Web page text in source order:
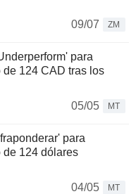
09/07
ZM
para
de 124 CAD tras los
05/05
MT
para
de 124 dólares
04/05
MT